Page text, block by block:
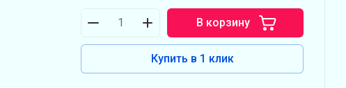
В корзину
Купить в 1 клик